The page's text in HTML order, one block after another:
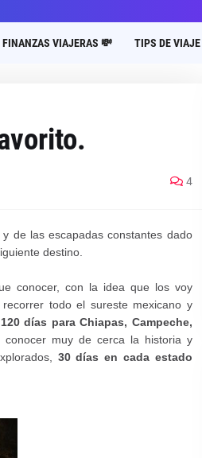
FINANZAS VIAJERAS 💸 TIPS DE VIAJE
4
y de las escapadas constantes dado
destino.
conocer, con la idea que los voy
todo el sureste mexicano y
días para Chiapas, Campeche,
conocer muy de cerca la historia y
30 días en cada estado